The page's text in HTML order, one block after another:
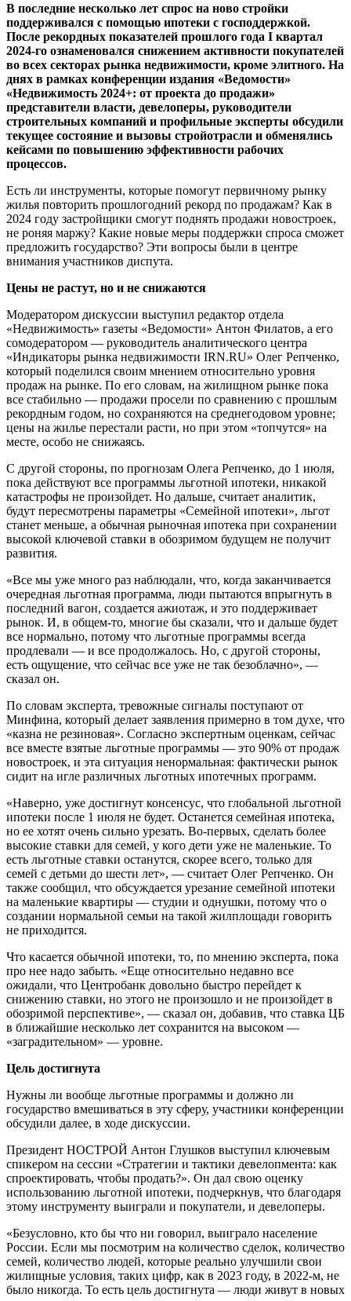
В последние несколько лет спрос на ново стройки
поддерживался с помощью ипотеки с господдержкой.
После рекордных показателей прошлого года I квартал
2024-го ознаменовался снижением активности покупателей
во всех секторах рынка недвижимости, кроме элитного. На
днях в рамках конференции издания «Ведомости»
«Недвижимость 2024+: от проекта до продажи»
представители власти, девелоперы, руководители
строительных компаний и профильные эксперты обсудили
текущее состояние и вызовы стройотрасли и обменялись
кейсами по повышению эффективности рабочих
процессов.
Есть ли инструменты, которые помогут первичному рынку
жилья повторить прошлогодний рекорд по продажам? Как в
2024 году застройщики смогут поднять продажи новостроек,
не роняя маржу? Какие новые меры поддержки спроса сможет
предложить государство? Эти вопросы были в центре
внимания участников диспута.
Цены не растут, но и не снижаются
Модератором дискуссии выступил редактор отдела
«Недвижимость» газеты «Ведомости» Антон Филатов, а его
сомодератором — руководитель аналитического центра
«Индикаторы рынка недвижимости IRN.RU» Олег Репченко,
который поделился своим мнением относительно уровня
продаж на рынке. По его словам, на жилищном рынке пока
все стабильно — продажи просели по сравнению с прошлым
рекордным годом, но сохраняются на среднегодовом уровне;
цены на жилье перестали расти, но при этом «топчутся» на
месте, особо не снижаясь.
С другой стороны, по прогнозам Олега Репченко, до 1 июля,
пока действуют все программы льготной ипотеки, никакой
катастрофы не произойдет. Но дальше, считает аналитик,
будут пересмотрены параметры «Семейной ипотеки», льгот
станет меньше, а обычная рыночная ипотека при сохранении
высокой ключевой ставки в обозримом будущем не получит
развития.
«Все мы уже много раз наблюдали, что, когда заканчивается
очередная льготная программа, люди пытаются впрыгнуть в
последний вагон, создается ажиотаж, и это поддерживает
рынок. И, в общем-то, многие бы сказали, что и дальше будет
все нормально, потому что льготные программы всегда
продлевали — и все продолжалось. Но, с другой стороны,
есть ощущение, что сейчас все уже не так безоблачно», —
сказал он.
По словам эксперта, тревожные сигналы поступают от
Минфина, который делает заявления примерно в том духе, что
«казна не резиновая». Согласно экспертным оценкам, сейчас
все вместе взятые льготные программы — это 90% от продаж
новостроек, и эта ситуация ненормальная: фактически рынок
сидит на игле различных льготных ипотечных программ.
«Наверно, уже достигнут консенсус, что глобальной льготной
ипотеки после 1 июля не будет. Останется семейная ипотека,
но ее хотят очень сильно урезать. Во-первых, сделать более
высокие ставки для семей, у кого дети уже не маленькие. То
есть льготные ставки останутся, скорее всего, только для
семей с детьми до шести лет», — считает Олег Репченко. Он
также сообщил, что обсуждается урезание семейной ипотеки
на маленькие квартиры — студии и однушки, потому что о
создании нормальной семьи на такой жилплощади говорить
не приходится.
Что касается обычной ипотеки, то, по мнению эксперта, пока
про нее надо забыть. «Еще относительно недавно все
ожидали, что Центробанк довольно быстро перейдет к
снижению ставки, но этого не произошло и не произойдет в
обозримой перспективе», — сказал он, добавив, что ставка ЦБ
в ближайшие несколько лет сохранится на высоком —
«заградительном» — уровне.
Цель достигнута
Нужны ли вообще льготные программы и должно ли
государство вмешиваться в эту сферу, участники конференции
обсудили далее, в ходе дискуссии.
Президент НОСТРОЙ Антон Глушков выступил ключевым
спикером на сессии «Стратегии и тактики девелопмента: как
спроектировать, чтобы продать?». Он дал свою оценку
использованию льготной ипотеки, подчеркнув, что благодаря
этому инструменту выиграли и покупатели, и девелоперы.
«Безусловно, кто бы что ни говорил, выиграло население
России. Если мы посмотрим на количество сделок, количество
семей, количество людей, которые реально улучшили свои
жилищные условия, таких цифр, как в 2023 году, в 2022-м, не
было никогда. То есть цель достигнута — люди живут в новых